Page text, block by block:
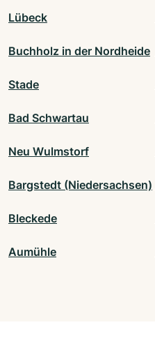
Lübeck
Buchholz in der Nordheide
Stade
Bad Schwartau
Neu Wulmstorf
Bargstedt (Niedersachsen)
Bleckede
Aumühle